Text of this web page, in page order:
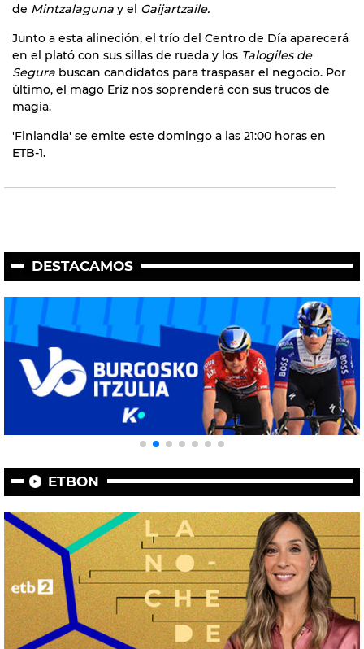
de Mintzalaguna y el Gaijartzaile.
Junto a esta alineción, el trío del Centro de Día aparecerá
en el plató con sus sillas de rueda y los Talogiles de
Segura buscan candidatos para traspasar el negocio. Por
último, el mago Eriz nos soprenderá con sus trucos de
magia.
'Finlandia' se emite este domingo a las 21:00 horas en
ETB-1.
DESTACAMOS
ETBON